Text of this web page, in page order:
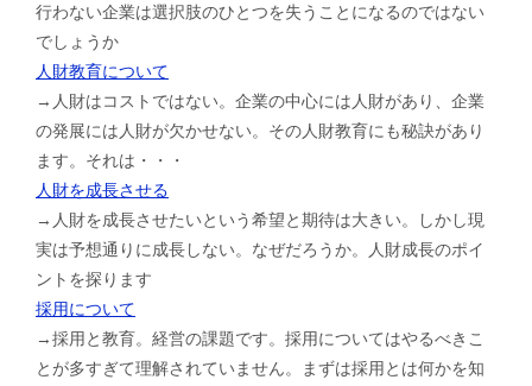
行わない企業は選択肢のひとつを失うことになるのではない
でしょうか
人財教育について
→人財はコストではない。企業の中心には人財があり、企業
の発展には人財が欠かせない。その人財教育にも秘訣があり
ます。それは・・・
人財を成長させる
→人財を成長させたいという希望と期待は大きい。しかし現
実は予想通りに成長しない。なぜだろうか。人財成長のポイ
ントを探ります
採用について
→採用と教育。経営の課題です。採用についてはやるべきこ
とが多すぎて理解されていません。まずは採用とは何かを知